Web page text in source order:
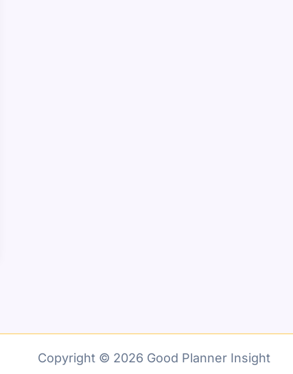
Copyright © 2026 Good Planner Insight